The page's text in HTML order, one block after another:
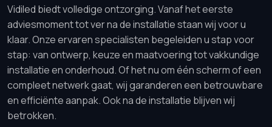
Vidiled biedt volledige ontzorging. Vanaf het eerste
adviesmoment tot ver na de installatie staan wij voor u
klaar. Onze ervaren specialisten begeleiden u stap voor
stap: van ontwerp, keuze en maatvoering tot vakkundige
installatie en onderhoud. Of het nu om één scherm of een
compleet netwerk gaat, wij garanderen een betrouwbare
en efficiënte aanpak. Ook na de installatie blijven wij
betrokken.